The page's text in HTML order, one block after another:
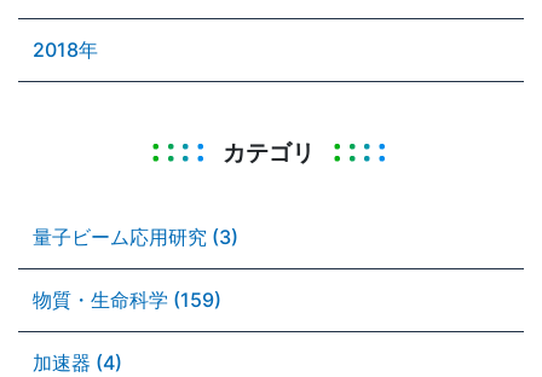
2018年
カテゴリ
量子ビーム応用研究 (3)
物質・生命科学 (159)
加速器 (4)